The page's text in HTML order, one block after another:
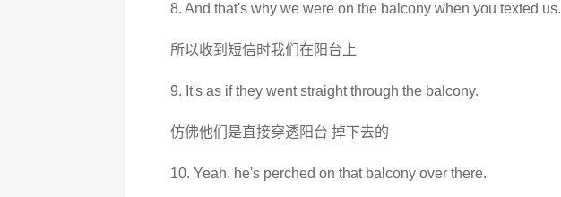
8. And that's why we were on the balcony when you texted us.
所以收到短信时我们在阳台上
9. It's as if they went straight through the balcony.
仿佛他们是直接穿透阳台 掉下去的
10. Yeah, he's perched on that balcony over there.